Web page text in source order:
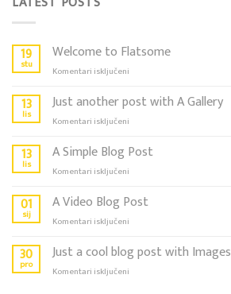
19
stu
Welcome to Flatsome
Komentari isključeni
to
Flatsome
13
lis
Just another post with A Gallery
Komentari isključeni
another
post
Gallery
13
lis
A Simple Blog Post
Komentari isključeni
Simple
Blog
01
sij
A Video Blog Post
Komentari isključeni
Video
Blog
30
pro
Just a cool blog post with Images
Komentari isključeni